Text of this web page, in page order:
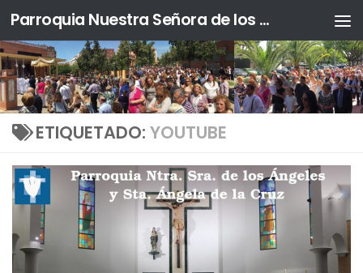
Saltar al contenido Parroquia Nuestra Señora de los Ángeles y Sta. Ángela de la Cruz
ETIQUETADO: YOUTUBE